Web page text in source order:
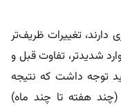
تغییرات ظریف‌تر
شدیدتر، تفاوت قبل و
توجه داشت که نتیجه
هفته تا چند ماه)